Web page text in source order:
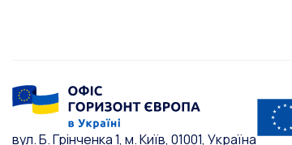
вул. Б. Грінченка 1, м. Київ, 01001, Україна